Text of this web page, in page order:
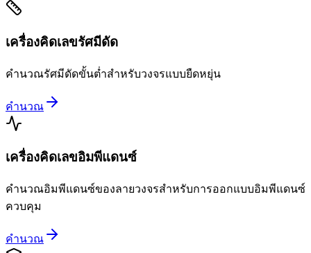
เครื่องคิดเลขรัศมีดัด
คำนวณรัศมีดัดขั้นต่ำสำหรับวงจรแบบยืดหยุ่น
คำนวณ
เครื่องคิดเลขอิมพีแดนซ์
คำนวณอิมพีแดนซ์ของลายวงจรสำหรับการออกแบบอิมพีแดนซ์
ควบคุม
คำนวณ